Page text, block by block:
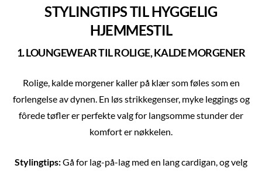
STYLINGTIPS TIL HYGGELIG
HJEMMESTIL
1. LOUNGEWEAR TIL ROLIGE, KALDE MORGENER
Rolige, kalde morgener kaller på klær som føles som en
forlengelse av dynen. En løs strikkegenser, myke leggings og
fôrede tøfler er perfekte valg for langsomme stunder der
komfort er nøkkelen.
Stylingtips:Gå for lag-på-lag med en lang cardigan, og velg